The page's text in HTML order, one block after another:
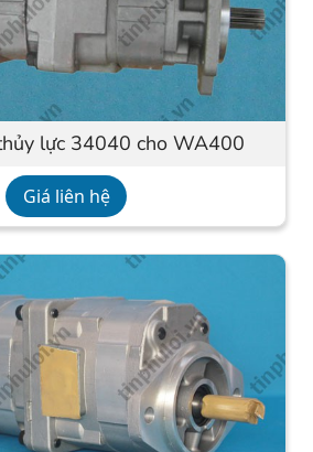
lực 34040 cho WA400
Giá liên hệ